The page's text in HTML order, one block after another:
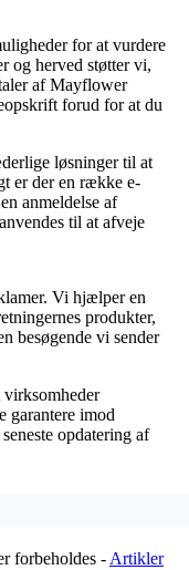
for at vurdere
og herved støtter vi,
af Mayflower
forud for at du
løsninger til at
er der en række e-
anmeldelse af
til at afveje
Vi hjælper en
produkter,
besøgende vi sender
virksomheder
garantere imod
opdatering af
forbeholdes - Artikler